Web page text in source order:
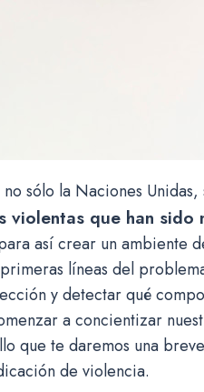
sólo la Naciones Unidas,
violentas que han sido
así crear un ambiente
líneas del
y detectar qué
a concientizar
que te daremos una
de violencia.